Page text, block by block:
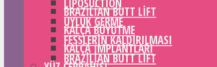
BRAZILIAN BUTT LIFT
KALÇA BÜYÜTME
KALÇA IMPLANTLARI
LIPOSUCTION
UYLUK GERME
FESSLERIN KALDIRILMASI
BRAZILIAN BUTT LIFT